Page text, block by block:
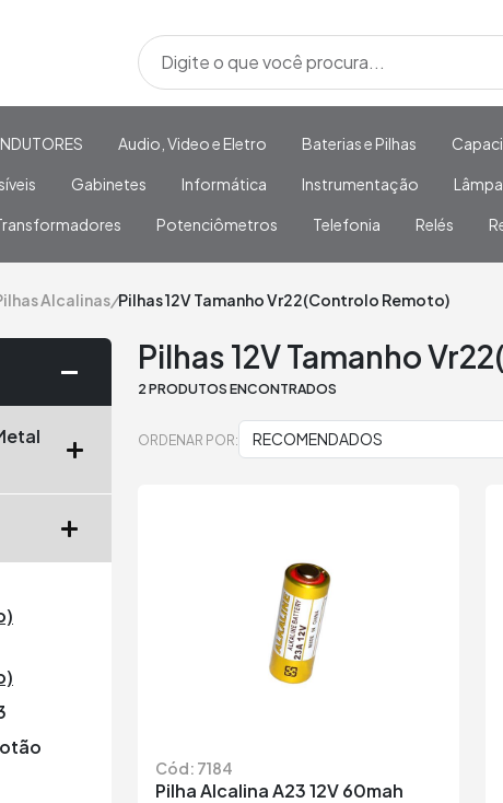
Audio, Video e Eletro Baterias e Pilhas
Gabinetes Informática Instrumentação
Potenciômetros Telefonia Relés
Alcalinas/Pilhas 12V Tamanho Vr22(Controlo Remoto)
Pilhas 12V Tamanho
2 PRODUTOS ENCONTRADOS
ORDENAR POR:
Cód: 7184
Pilha Alcalina A23 12V 60mah